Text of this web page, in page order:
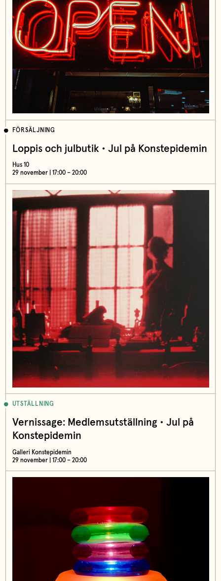
FÖRSÄLJNING
Loppis och julbutik • Jul på Konstepidemin
Hus 10
29 november | 17:00 – 20:00
UTSTÄLLNING
Vernissage: Medlemsutställning • Jul på
Konstepidemin
Galleri Konstepidemin
29 november | 17:00 – 20:00